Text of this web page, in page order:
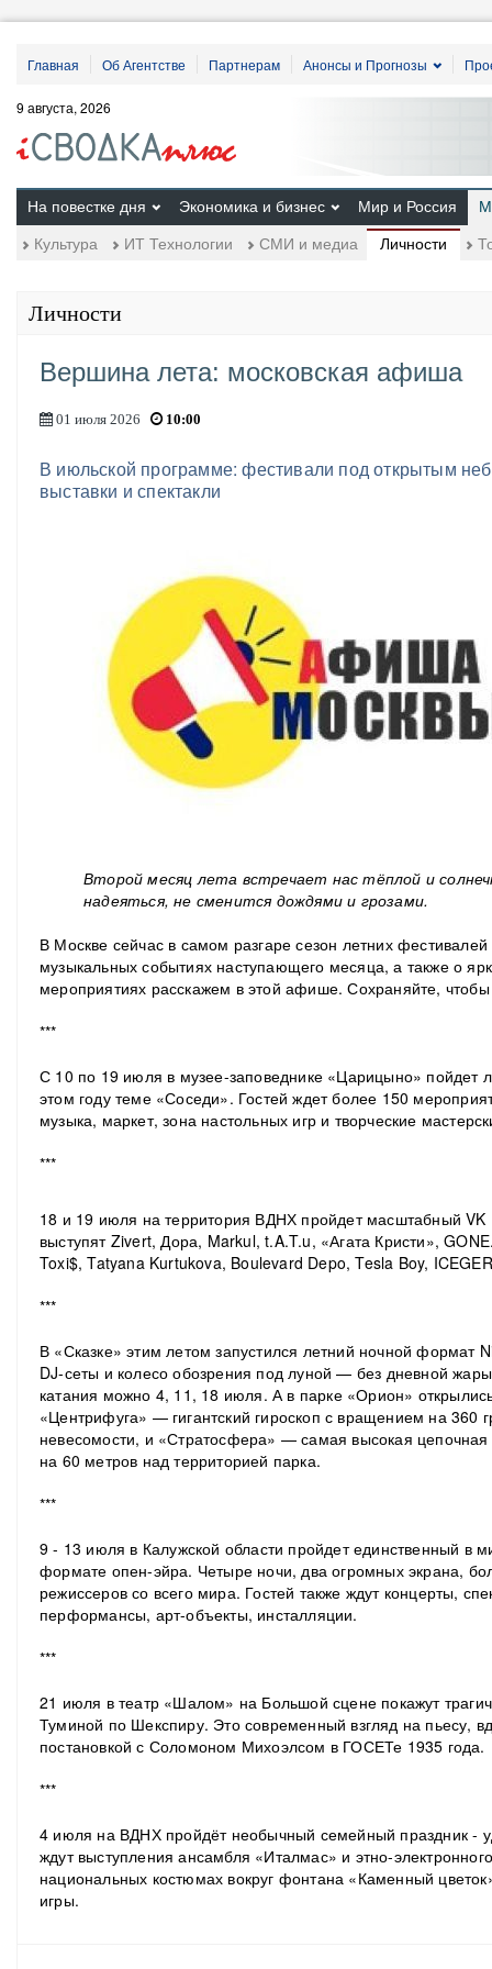
Главная Об Агентстве Партнерам Анонсы и Прогнозы
9 августа, 2026
На повестке дня Экономика и бизнес Мир и Россия
Культура ИТ Технологии СМИ и медиа Личности
Личности
Вершина лета: московская афиша
01 июля 2026 10:00
В июльской программе: фестивали под открытым
выставки и спектакли
Второй месяц лета встречает нас тёплой и
надеяться, не сменится дождями и грозами.
В Москве сейчас в самом разгаре сезон летних
музыкальных событиях наступающего месяца, а также о
мероприятиях расскажем в этой афише. Сохраняйте, чтобы
***
С 10 по 19 июля в музее-заповеднике «Царицыно» пойдет
этом году теме «Соседи». Гостей ждет более 150
музыка, маркет, зона настольных игр и творческие
***
18 и 19 июля на территория ВДНХ пройдет масштабный VK
выступят Zivert, Дора, Markul, t.A.T.u, «Агата Кристи»,
Toxi$, Tatyana Kurtukova, Boulevard Depo, Tesla Boy,
***
В «Сказке» этим летом запустился летний ночной формат
DJ-сеты и колесо обозрения под луной — без дневной
катания можно 4, 11, 18 июля. А в парке «Орион»
«Центрифуга» — гигантский гироскоп с вращением на 360
невесомости, и «Стратосфера» — самая высокая
на 60 метров над территорией парка.
***
9 - 13 июля в Калужской области пройдет единственный в
формате опен-эйра. Четыре ночи, два огромных экрана,
режиссеров со всего мира. Гостей также ждут концерты,
перформансы, арт-объекты, инсталляции.
***
21 июля в театр «Шалом» на Большой сцене покажут
Туминой по Шекспиру. Это современный взгляд на пьесу,
постановкой с Соломоном Михоэлсом в ГОСЕТе 1935 года.
***
4 июля на ВДНХ пройдёт необычный семейный праздник -
ждут выступления ансамбля «Италмас» и этно-
национальных костюмах вокруг фонтана «Каменный
игры.